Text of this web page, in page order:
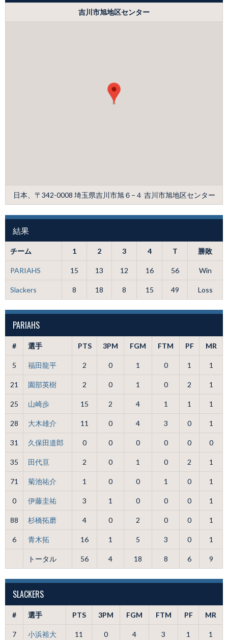
吉川市旭地区センター
日本、〒342-0008 埼玉県吉川市旭６−４ 吉川市旭地区センター
結果
チーム 1 2 3 4 T 勝敗
PARIAHS 15 13 12 16 56 Win
Slackers 8 18 8 15 49 Loss
PARIAHS
# 選手 PTS 3PM FGM FTM PF MR
5 福田龍平 2 0 1 0 1 1
21 園部英樹 2 0 1 0 2 1
25 山崎歩 15 2 4 1 1 1
28 大木雄介 11 0 4 3 0 1
31 久保田道郎 0 0 0 0 0 0
35 田代亘 2 0 1 0 2 1
71 菊池祐介 1 0 0 1 0 1
0 伊藤圭祐 3 1 0 0 0 1
88 杉橋拓磨 4 0 2 0 0 1
6 青木拓 16 1 5 3 0 1
トータル 56 4 18 8 6 9
SLACKERS
# 選手 PTS 3PM FGM FTM PF MR
7 小浜裕大 11 0 4 3 1 1